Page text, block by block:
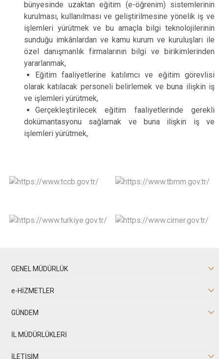
bünyesinde uzaktan eğitim (e-öğrenim) sistemlerinin
kurulması, kullanılması ve geliştirilmesine yönelik iş ve
işlemleri yürütmek ve bu amaçla bilgi teknolojilerinin
sunduğu imkânlardan ve kamu kurum ve kuruluşları ile
özel danışmanlık firmalarının bilgi ve birikimlerinden
yararlanmak,
Eğitim faaliyetlerine katılımcı ve eğitim görevlisi
olarak katılacak personeli belirlemek ve buna ilişkin iş
ve işlemleri yürütmek,
Gerçekleştirilecek eğitim faaliyetlerinde gerekli
dokümantasyonu sağlamak ve buna ilişkin iş ve
işlemleri yürütmek,
GENEL MÜDÜRLÜK
e-HİZMETLER
GÜNDEM
İL MÜDÜRLÜKLERİ
İLETİŞİM